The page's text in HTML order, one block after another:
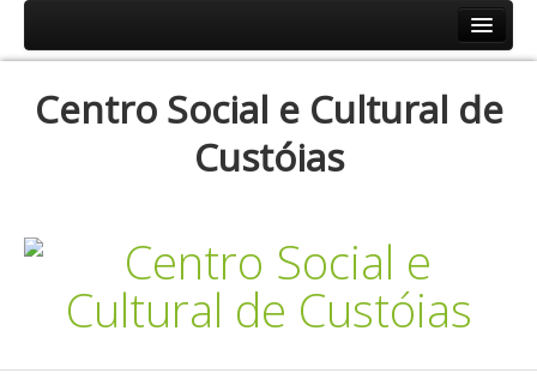
Resp.Sociais
Centro de Convívio
Serviço de Apoio Domiciliário
Agenda
Historial
Centro Social e Cultural de
Custóias